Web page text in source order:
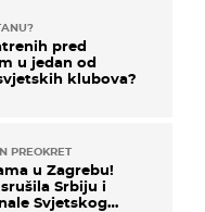
pred
u jedan od
klubova?
PREOKRET
u Zagrebu!
Srbiju i
Svjetskog